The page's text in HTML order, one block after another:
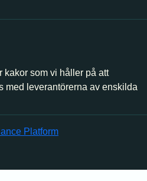
kakor som vi håller på att
med leverantörerna av enskilda
Platform